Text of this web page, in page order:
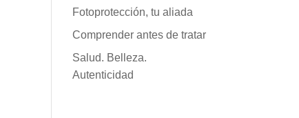
Fotoprotección, tu aliada
Comprender antes de tratar
Salud. Belleza.
Autenticidad